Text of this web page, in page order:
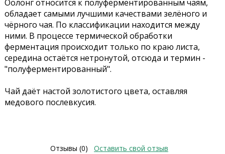
Оолонг относится к полуферментированным чаям,
обладает самыми лучшими качествами зелёного и
чёрного чая. По классификации находится между
ними. В процессе термической обработки
ферментация происходит только по краю листа,
середина остаётся нетронутой, отсюда и термин -
"полуферментированный".
Чай даёт настой золотистого цвета, оставляя
медового послевкусия.
Отзывы (0) Оставить свой отзыв